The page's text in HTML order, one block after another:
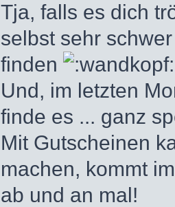
Tja, falls es dich
selbst sehr
finden
Und, im letzten
finde es ... ganz
Mit Gutscheinen
machen, kommt
ab und an mal!